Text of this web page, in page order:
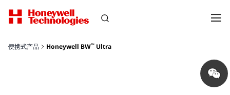
便携式产品 Honeywell BW™ Ultra
Share
on
wechat